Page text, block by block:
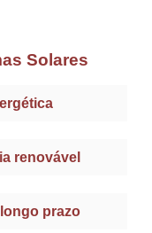
Solares
renovável
prazo